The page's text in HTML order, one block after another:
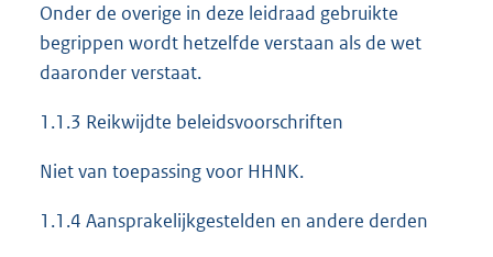
Onder de overige in deze leidraad gebruikte
begrippen wordt hetzelfde verstaan als de wet
daaronder verstaat.
1.1.3 Reikwijdte beleidsvoorschriften
Niet van toepassing voor HHNK.
1.1.4 Aansprakelijkgestelden en andere derden